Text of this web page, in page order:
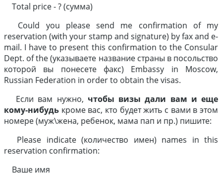
Total price - ? (сумма)
Could you please send me confirmation of my
reservation (with your stamp and signature) by fax and e-
mail. I have to present this confirmation to the Consular
Dept. of the (указываете название страны в посольство
которой вы понесете факс) Embassy in Moscow,
Russian Federation in order to obtain the visas.
Если вам нужно, чтобы визы дали вам и еще
кому-нибудь кроме вас, кто будет жить с вами в этом
номере (муж\жена, ребенок, мама пап и пр.) пишите:
Please indicate (количество имен) names in this
reservation confirmation:
Ваше имя